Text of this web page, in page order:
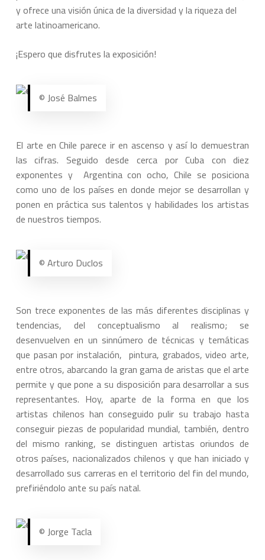
y ofrece una visión única de la diversidad y la riqueza del
arte latinoamericano.
¡Espero que disfrutes la exposición!
© José Balmes
El arte en Chile parece ir en ascenso y así lo demuestran
las cifras. Seguido desde cerca por Cuba con diez
exponentes y Argentina con ocho, Chile se posiciona
como uno de los países en donde mejor se desarrollan y
ponen en práctica sus talentos y habilidades los artistas
de nuestros tiempos.
© Arturo Duclos
Son trece exponentes de las más diferentes disciplinas y
tendencias, del conceptualismo al realismo; se
desenvuelven en un sinnúmero de técnicas y temáticas
que pasan por instalación, pintura, grabados, video arte,
entre otros, abarcando la gran gama de aristas que el arte
permite y que pone a su disposición para desarrollar a sus
representantes. Hoy, aparte de la forma en que los
artistas chilenos han conseguido pulir su trabajo hasta
conseguir piezas de popularidad mundial, también, dentro
del mismo ranking, se distinguen artistas oriundos de
otros países, nacionalizados chilenos y que han iniciado y
desarrollado sus carreras en el territorio del fin del mundo,
prefiriéndolo ante su país natal.
© Jorge Tacla